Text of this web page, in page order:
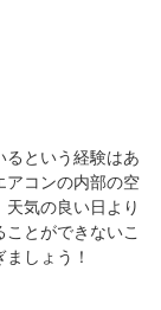
るという経験はあ
アコンの内部の空
気の良い日より
とができないこ
しょう！